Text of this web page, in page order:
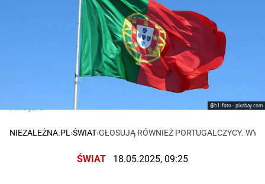
@b1-foto - pixabay.com
Portugalia
NIEZALEŻNA.PL ›ŚWIAT›GŁOSUJĄ RÓWNIEŻ PORTUGALCZYCY.
ŚWIAT 18.05.2025, 09:25